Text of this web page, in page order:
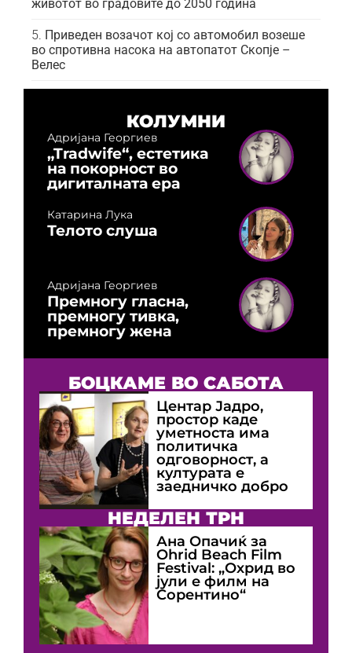
животот во градовите до 2050 година
Приведен возачот кој со автомобил возеше
во спротивна насока на автопатот Скопје –
Велес
КОЛУМНИ
Адријана Георгиев
„Tradwife“, естетика
на покорност во
дигиталната ера
Катарина Лука
Телото слуша
Адријана Георгиев
Премногу гласна,
премногу тивка,
премногу жена
БОЦКАМЕ ВО САБОТА
Центар Јадро,
простор каде
уметноста има
политичка
одговорност, а
културата е
заедничко добро
НЕДЕЛЕН ТРН
Ана Опачиќ за
Оhrid Beach Film
Festival: „Охрид во
јули е филм на
Сорентино“